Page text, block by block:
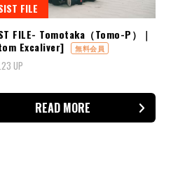
FILE
FILE- Tomotaka（Tomo-P）｜
Excaliver]
無料会員
UP
READ MORE